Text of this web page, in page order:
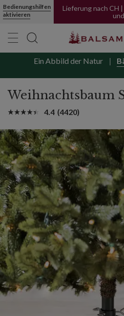
Bedienungshilfen
aktivieren
Lieferung nach CH
Jetzt kaufen,
Ein Abbild der Natur
Weihnachtsbaum
4.4 (4420)